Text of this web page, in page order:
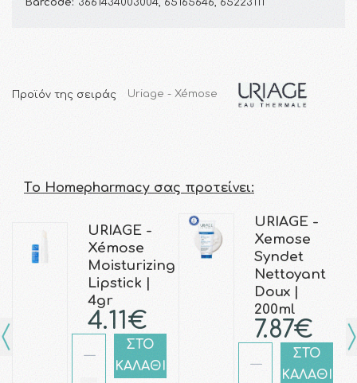
Προϊόν της σειράς Uriage - Xémose
Τo Homepharmacy σας προτείνει:
URIAGE -
Xémose
Moisturizing
Lipstick |
4gr
4.11€
ΣΤΟ
ΚΑΛΑΘΙ
URIAGE -
Xemose
Syndet
Nettoyant
Doux |
200ml
7.87€
ΣΤΟ
ΚΑΛΑΘΙ